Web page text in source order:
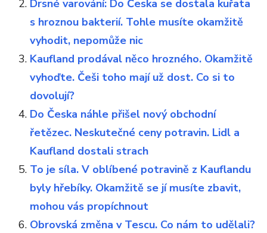
Drsné varování: Do Česka se dostala kuřata
s hroznou bakterií. Tohle musíte okamžitě
vyhodit, nepomůže nic
Kaufland prodával něco hrozného. Okamžitě
vyhoďte. Češi toho mají už dost. Co si to
dovolují?
Do Česka náhle přišel nový obchodní
řetězec. Neskutečné ceny potravin. Lidl a
Kaufland dostali strach
To je síla. V oblíbené potravině z Kauflandu
byly hřebíky. Okamžitě se jí musíte zbavit,
mohou vás propíchnout
Obrovská změna v Tescu. Co nám to udělali?